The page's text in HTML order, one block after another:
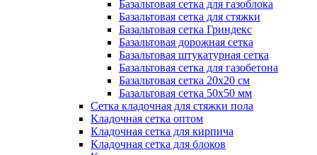
Базальтовая сетка для газоблока
Базальтовая сетка для стяжки
Базальтовая сетка Гриндекс
Базальтовая дорожная сетка
Базальтовая штукатурная сетка
Базальтовая сетка для газобетона
Базальтовая сетка 20x20 см
Базальтовая сетка 50x50 мм
Сетка кладочная для стяжки пола
Кладочная сетка оптом
Кладочная сетка для кирпича
Кладочная сетка для блоков